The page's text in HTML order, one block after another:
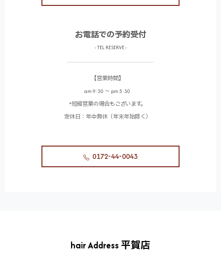
お電話での予約受付
- TEL RESERVE -
【営業時間】
am 9:30 〜 pm 5:30
*短縮営業の場合もございます。
定休日：年中無休（年末年始除く）
0172-44-0043
hair Address 平賀店